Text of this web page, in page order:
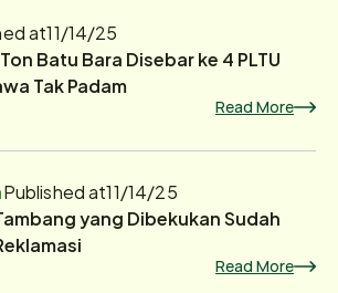
at11/14/25
Batu Bara Disebar ke 4 PLTU
Tak Padam
Read More
Published at11/14/25
yang Dibekukan Sudah
Read More